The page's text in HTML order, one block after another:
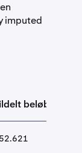
imputed
beløb